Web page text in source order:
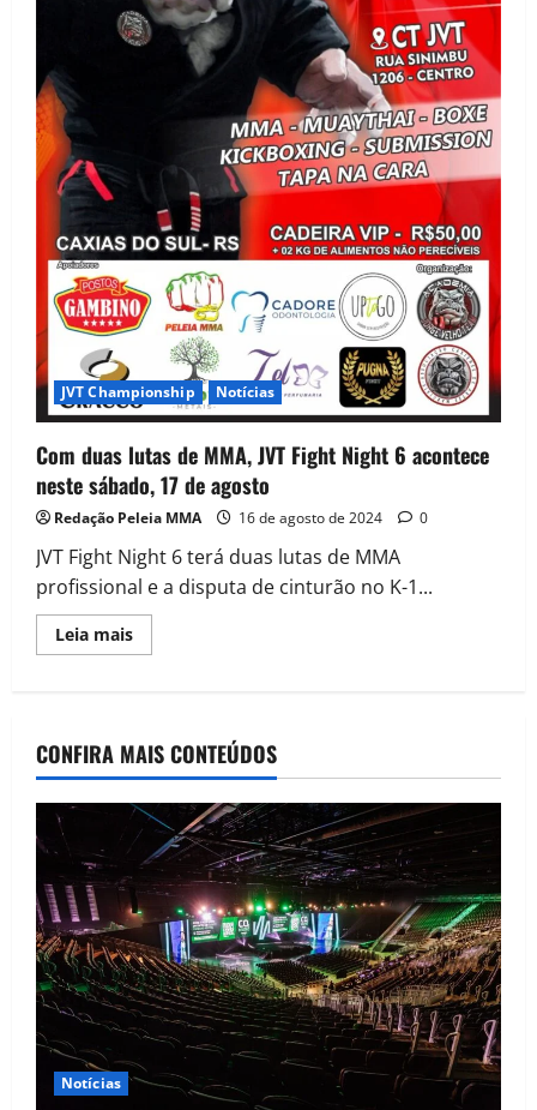
JVT Championship Notícias
Com duas lutas de MMA, JVT Fight Night 6 acontece
neste sábado, 17 de agosto
Redação Peleia MMA 16 de agosto de 2024 0
JVT Fight Night 6 terá duas lutas de MMA
profissional e a disputa de cinturão no K-1...
Leia mais
CONFIRA MAIS CONTEÚDOS
Notícias